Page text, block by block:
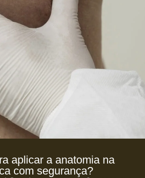
aplicar a anatomia na
com segurança?